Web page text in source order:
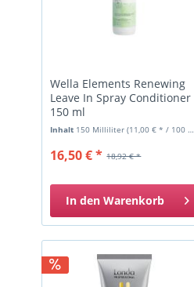
Wella Elements Renewing
Leave In Spray Conditioner
150 ml
Inhalt 150 Milliliter(11,00 € * / 100 Milliliter)
18,92 € *
16,50 € *
In den Warenkorb